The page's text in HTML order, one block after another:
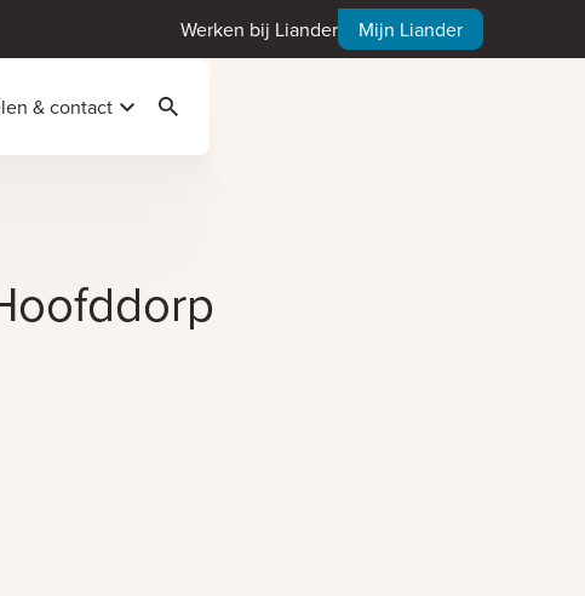
Werken bij Liander Mijn Liander
& contact Zoeken